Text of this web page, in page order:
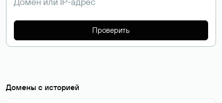
Проверить
Домены с историей